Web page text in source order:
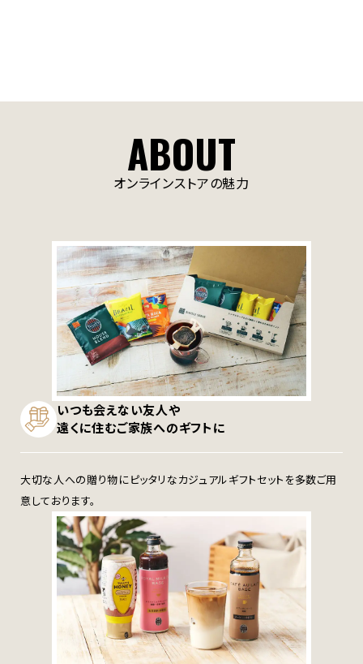
ABOUT
オンラインストアの魅力
いつも会えない友人や
遠くに住むご家族へのギフトに
大切な人への贈り物にピッタリなカジュアルギフトセットを多数ご用
意しております。